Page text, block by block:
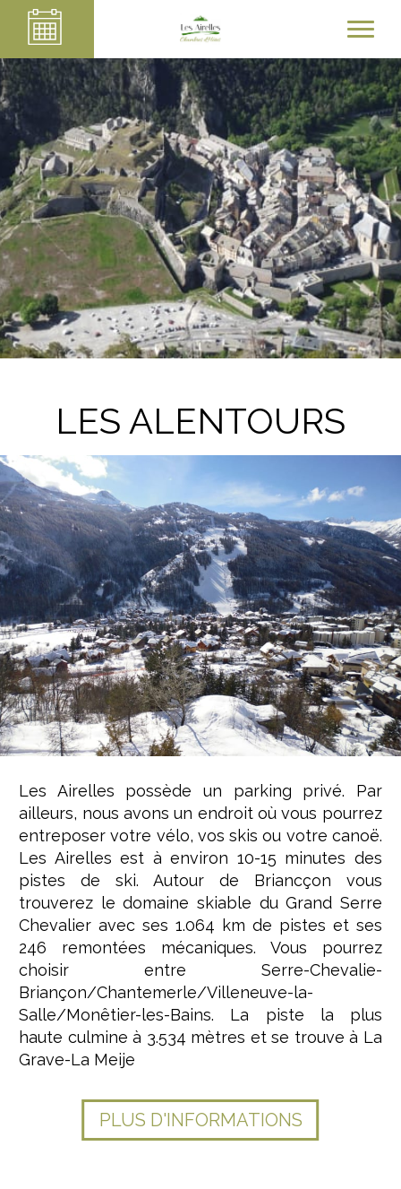
LES ALENTOURS
Les Airelles possède un parking privé. Par
ailleurs, nous avons un endroit où vous pourrez
entreposer votre vélo, vos skis ou votre canoë.
Les Airelles est à environ 10-15 minutes des
pistes de ski. Autour de Briancçon vous
trouverez le domaine skiable du Grand Serre
Chevalier avec ses 1.064 km de pistes et ses
246 remontées mécaniques. Vous pourrez
choisir entre Serre-Chevalie-
Briançon/Chantemerle/Villeneuve-la-
Salle/Monêtier-les-Bains. La piste la plus
haute culmine à 3.534 mètres et se trouve à La
Grave-La Meije
PLUS D'INFORMATIONS